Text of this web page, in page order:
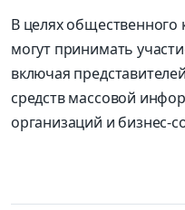
В целях общественного
могут принимать
включая
средств массовой
организаций и бизнес-